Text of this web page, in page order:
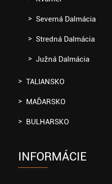
Severná Dalmácia
Stredná Dalmácia
Južná Dalmácia
TALIANSKO
MAĎARSKO
BULHARSKO
INFORMÁCIE